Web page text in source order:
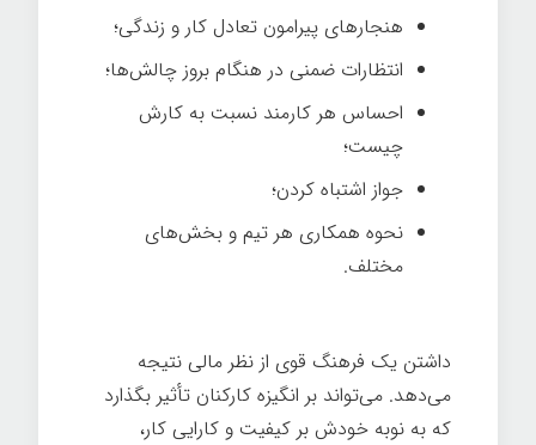
هنجارهای پیرامون تعادل کار و زندگی؛
انتظارات ضمنی در هنگام بروز چالش‌ها؛
احساس هر کارمند نسبت به کارش
چیست؛
جواز اشتباه کردن؛
نحوه همکاری هر تیم و بخش‌های
مختلف.
داشتن یک فرهنگ قوی از نظر مالی نتیجه
می‌دهد. می‌تواند بر انگیزه کارکنان تأثیر بگذارد
که به نوبه خودش بر کیفیت و کارایی کار،